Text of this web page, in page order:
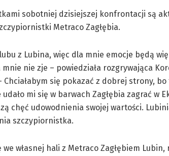
sobotniej dzisiejszej konfrontacji są
Metraco Zagłębia.
z Lubina, więc dla mnie emocje będą
nie zje – powiedziała rozgrywająca
Chciałabym się pokazać z dobrej strony,
mi się w barwach Zagłębia zagrać w
chęć udowodnienia swojej wartości.
szczypiornistka.
własnej hali z Metraco Zagłębiem